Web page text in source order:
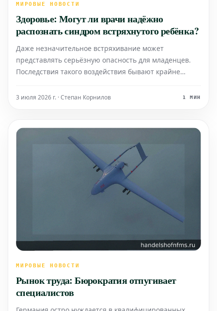
МИРОВЫЕ НОВОСТИ
Здоровье: Могут ли врачи надёжно
распознать синдром встряхнутого ребёнка?
Даже незначительное встряхивание может
представлять серьёзную опасность для младенцев.
Последствия такого воздействия бывают крайне
травмы способны оставить неизгладимый след на
3 июля 2026 г. · Степан Корнилов 1 МИН
МИРОВЫЕ НОВОСТИ
Рынок труда: Бюрократия отпугивает
специалистов